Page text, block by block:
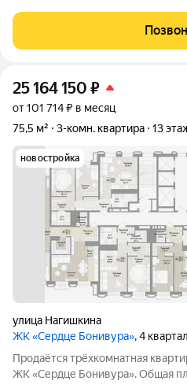
инфраструктурой. Всё
25 164 150 ₽
от 101 714 ₽ в месяц
75,5 м²
3-комн. квартира 13
новостройка
улица Нагишкина
ЖК «Сердце Бонивура», 4
Продаётся трёхкомнатная
ЖК «Сердце Бонивура». Общая